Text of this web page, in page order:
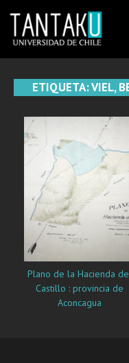
content
ETIQUETA:VIEL,
Plano de la Hacienda
Castillo : provincia de
Aconcagua